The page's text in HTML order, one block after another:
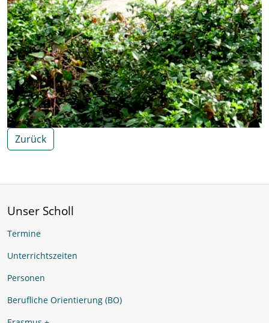
Zurück
Unser Scholl
Termine
Unterrichtszeiten
Personen
Berufliche Orientierung (BO)